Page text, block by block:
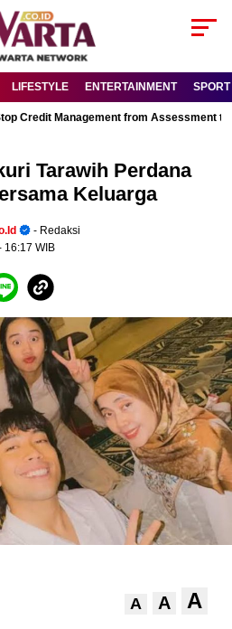
LIFESTYLE ENTERTAINMENT SPORT
Credit Management from Assessment
Tarawih Perdana
Keluarga
- Redaksi
16:17 WIB
A A A